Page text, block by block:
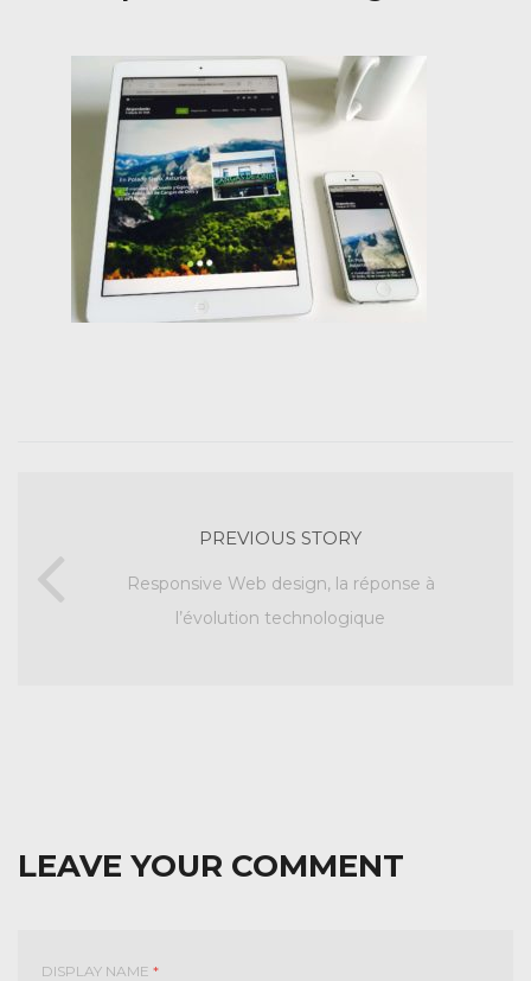
PREVIOUS STORY
Responsive Web design, la réponse à
l’évolution technologique
LEAVE YOUR COMMENT
DISPLAY NAME *